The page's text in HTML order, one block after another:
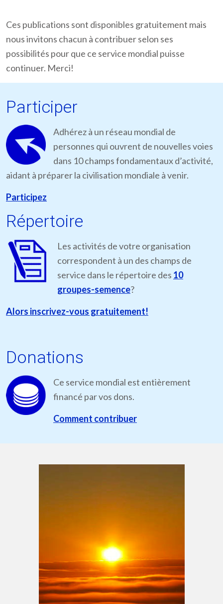
Ces publications sont disponibles gratuitement mais
nous invitons chacun à contribuer selon ses
possibilités pour que ce service mondial puisse
continuer. Merci!
Participer
Adhérez à un réseau mondial de
personnes qui ouvrent de nouvelles voies
dans 10 champs fondamentaux d’activité,
aidant à préparer la civilisation mondiale à venir.
Participez
Répertoire
Les activités de votre organisation
correspondent à un des champs de
service dans le répertoire des 10
groupes-semence?
Alors inscrivez-vous gratuitement!
Donations
Ce service mondial est entièrement
financé par vos dons.
Comment contribuer